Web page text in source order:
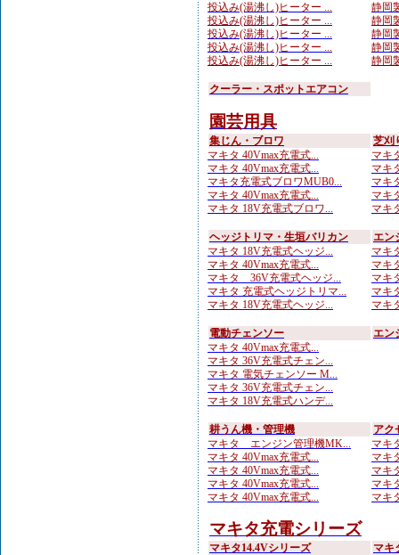
投込み(湯沸し)ヒーター ...
投込み(湯沸し)ヒーター ...
投込み(湯沸し)ヒーター ...
投込み(湯沸し)ヒーター ...
投込み(湯沸し)ヒーター ...
静岡
静岡
静岡
静岡
静岡
クーラー・スポットエアコン
園芸用具
集じん・ブロワ
マキタ 40Vmax充電式...
マキタ 40Vmax充電式...
マキタ充電式ブロワMUB0...
マキタ 40Vmax充電式...
マキタ 18V充電式ブロワ...
芝刈
マキ
マキ
マキ
マキ
マキ
ヘッジトリマ・生垣バリカン
マキタ 18V充電式ヘッジ...
マキタ 40Vmax充電式...
マキタ 36V充電式ヘッジ...
マキタ 充電式ヘッジトリマ...
マキタ 18V充電式ヘッジ...
エン
マキ
マキ
マキ
マキ
マキ
電動チェンソー
マキタ 40Vmax充電式...
マキタ 36V充電式チェン...
マキタ 電気チェンソー M...
マキタ 36V充電式チェン...
マキタ 18V充電式ハンデ...
エン
耕うん機・管理機
マキタ エンジン管理機MK...
マキタ 40Vmax充電式...
マキタ 40Vmax充電式...
マキタ 40Vmax充電式...
マキタ 40Vmax充電式...
アク
マキ
マキ
マキ
マキ
マキ
マキタ充電シリーズ
マキタ14.4Vシリーズ
マキ